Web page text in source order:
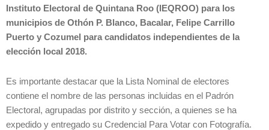
Instituto Electoral de Quintana Roo (IEQROO) para los
municipios de Othón P. Blanco, Bacalar, Felipe Carrillo
Puerto y Cozumel para candidatos independientes de la
elección local 2018.
Es importante destacar que la Lista Nominal de electores
contiene el nombre de las personas incluidas en el Padrón
Electoral, agrupadas por distrito y sección, a quienes se ha
expedido y entregado su Credencial Para Votar con Fotografía.